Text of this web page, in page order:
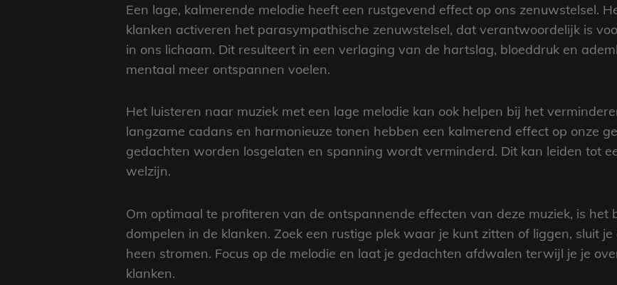
Een lage, kalmerende melodie heeft een rustgevend effect op ons zenuwstelsel.
klanken activeren het parasympathische zenuwstelsel, dat verantwoordelijk is
in ons lichaam. Dit resulteert in een verlaging van de hartslag, bloeddruk en
mentaal meer ontspannen voelen.
Het luisteren naar muziek met een lage melodie kan ook helpen bij het
langzame cadans en harmonieuze tonen hebben een kalmerend effect op onze
gedachten worden losgelaten en spanning wordt verminderd. Dit kan leiden tot
welzijn.
Om optimaal te profiteren van de ontspannende effecten van deze muziek, is het
dompelen in de klanken. Zoek een rustige plek waar je kunt zitten of liggen, sluit
heen stromen. Focus op de melodie en laat je gedachten afdwalen terwijl je je
klanken.